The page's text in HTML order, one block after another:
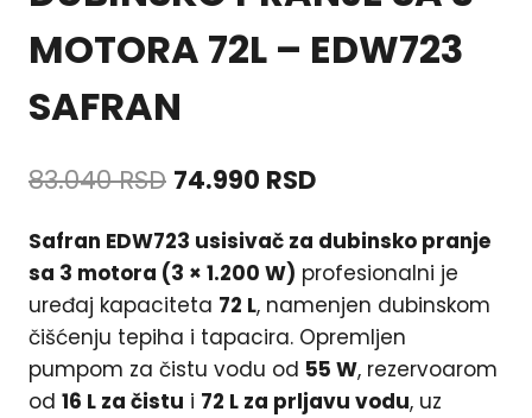
MOTORA 72L – EDW723
SAFRAN
83.040RSD 74.990 RSD
Safran EDW723 usisivač za dubinsko pranje
sa 3 motora (3 × 1.200 W) profesionalni je
uređaj kapaciteta 72 L, namenjen dubinskom
čišćenju tepiha i tapacira. Opremljen
pumpom za čistu vodu od 55 W, rezervoarom
od 16 L za čistu i 72 L za prljavu vodu, uz